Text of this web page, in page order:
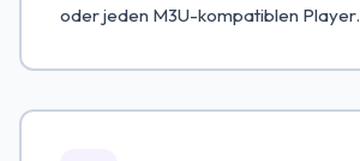
oder jeden M3U-kompatiblen Player.